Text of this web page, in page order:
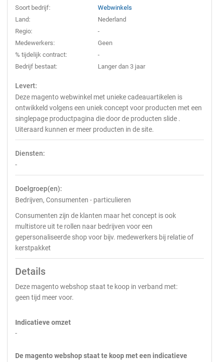
Soort bedrijf:
Webwinkels
Land:
Nederland
Regio:
-
Medewerkers:
Geen
% tijdelijk contract:
-
Bedrijf bestaat:
Langer dan 3 jaar
Levert:
Deze magento webwinkel met unieke cadeauartikelen is
ontwikkeld volgens een uniek concept voor producten met een
singlepage productpagina die door de producten slide .
Uiteraard kunnen er meer producten in de site.
Diensten:
-
Doelgroep(en):
Bedrijven, Consumenten - particulieren
Consumenten zijn de klanten maar het concept is ook
multistore uit te rollen naar bedrijven voor een
gepersonaliseerde shop voor bijv. medewerkers bij relatie of
kerstpakket
Details
Deze magento webshop staat te koop in verband met:
geen tijd meer voor.
Indicatieve omzet
-
De magento webshop staat te koop met een indicatieve